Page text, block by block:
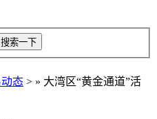
态 > » 大湾区“黄金通道”活